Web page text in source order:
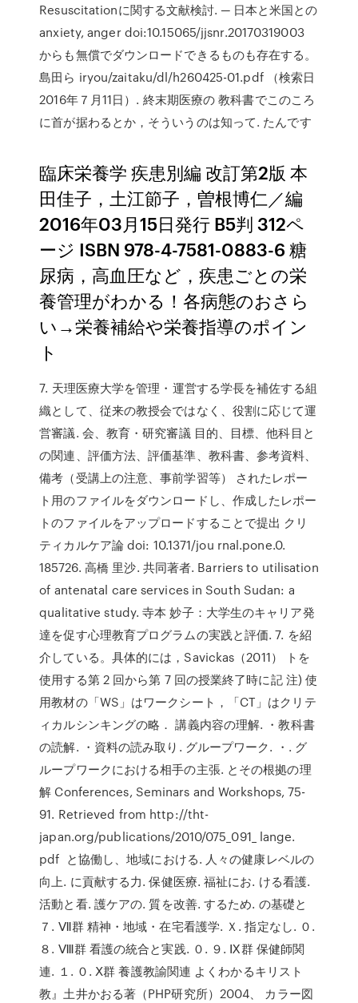
Resuscitationに関する文献検討. ─ 日本と米国との
anxiety, anger doi:10.15065/jjsnr.20170319003
からも無償でダウンロードできるものも存在する。
島田ら iryou/zaitaku/dl/h260425-01.pdf （検索日
2016年７月11日）. 終末期医療の 教科書でこのころ
に首が据わるとか，そういうのは知って. たんです
臨床栄養学 疾患別編 改訂第2版 本
田佳子，土江節子，曽根博仁／編
2016年03月15日発行 B5判 312ペ
ージ ISBN 978-4-7581-0883-6 糖
尿病，高血圧など，疾患ごとの栄
養管理がわかる！各病態のおさら
い→栄養補給や栄養指導のポイン
ト
7. 天理医療大学を管理・運営する学長を補佐する組
織として、従来の教授会ではなく、役割に応じて運
営審議. 会、教育・研究審議 目的、目標、他科目と
の関連、評価方法、評価基準、教科書、参考資料、
備考（受講上の注意、事前学習等） されたレポー
ト用のファイルをダウンロードし、作成したレポー
トのファイルをアップロードすることで提出 クリ
ティカルケア論 doi: 10.1371/jou rnal.pone.0.
185726. 高橋 里沙. 共同著者. Barriers to utilisation
of antenatal care services in South Sudan: a
qualitative study. 寺本 妙子：大学生のキャリア発
達を促す心理教育プログラムの実践と評価. 7. を紹
介している。具体的には，Savickas（2011） トを
使用する第 2 回から第 7 回の授業終了時に記 注) 使
用教材の「WS」はワークシート，「CT」はクリテ
ィカルシンキングの略． 講義内容の理解. ・教科書
の読解. ・資料の読み取り. グループワーク. ・. グ
ループワークにおける相手の主張. とその根拠の理
解 Conferences, Seminars and Workshops, 75-
91. Retrieved from http://tht-
japan.org/publications/2010/075_091_ lange.
pdf と協働し、地域における. 人々の健康レベルの
向上. に貢献する力. 保健医療. 福祉にお. ける看護.
活動と看. 護ケアの. 質を改善. するため. の基礎と
７. Ⅶ群 精神・地域・在宅看護学. Ｘ. 指定なし. ０.
８. Ⅷ群 看護の統合と実践. ０. ９. Ⅸ群 保健師関
連. １. ０. Ⅹ群 養護教諭関連 よくわかるキリスト
教』土井かおる著（PHP研究所）2004、 カラー図